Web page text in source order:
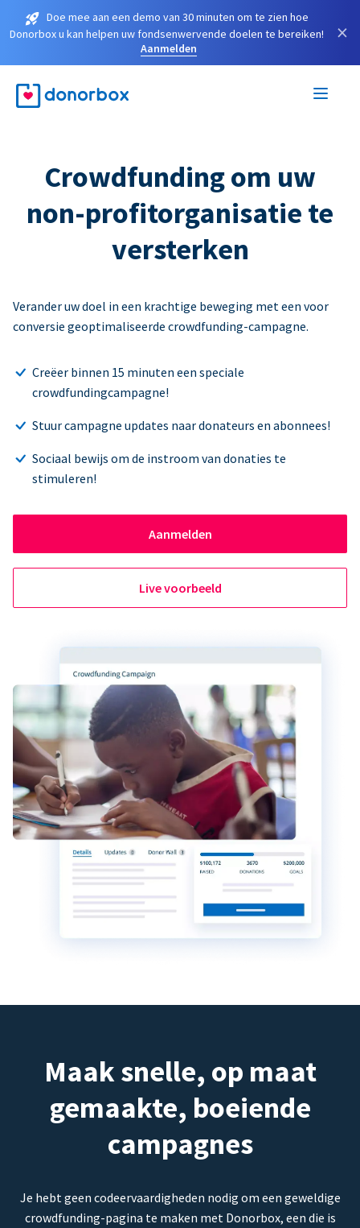
Doe mee aan een demo van 30 minuten om te zien hoe
Donorbox u kan helpen uw fondsenwervende doelen te bereiken!
Aanmelden
×
Crowdfunding om uw
non-profitorganisatie te
versterken
Verander uw doel in een krachtige beweging met een voor
conversie geoptimaliseerde crowdfunding-campagne.
Creëer binnen 15 minuten een speciale
crowdfundingcampagne!
Stuur campagne updates naar donateurs en abonnees!
Sociaal bewijs om de instroom van donaties te
stimuleren!
Aanmelden
Live voorbeeld
Maak snelle, op maat
gemaakte, boeiende
campagnes
Je hebt geen codeervaardigheden nodig om een geweldige
crowdfunding-pagina te maken met Donorbox, een die is